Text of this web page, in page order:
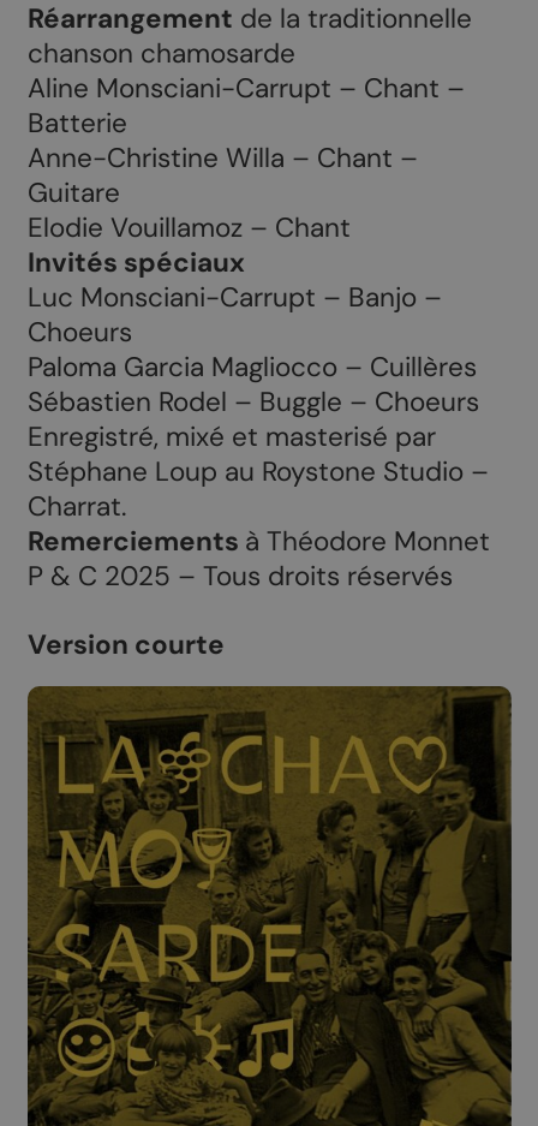
Réarrangement de la traditionnelle
chanson chamosarde
Aline Monsciani-Carrupt – Chant –
Batterie
Anne-Christine Willa – Chant –
Guitare
Elodie Vouillamoz – Chant
Invités spéciaux
Luc Monsciani-Carrupt – Banjo –
Choeurs
Paloma Garcia Magliocco – Cuillères
Sébastien Rodel – Buggle – Choeurs
Enregistré, mixé et masterisé par
Stéphane Loup au Roystone Studio –
Charrat.
Remerciements à Théodore Monnet
P & C 2025 – Tous droits réservés
Version courte